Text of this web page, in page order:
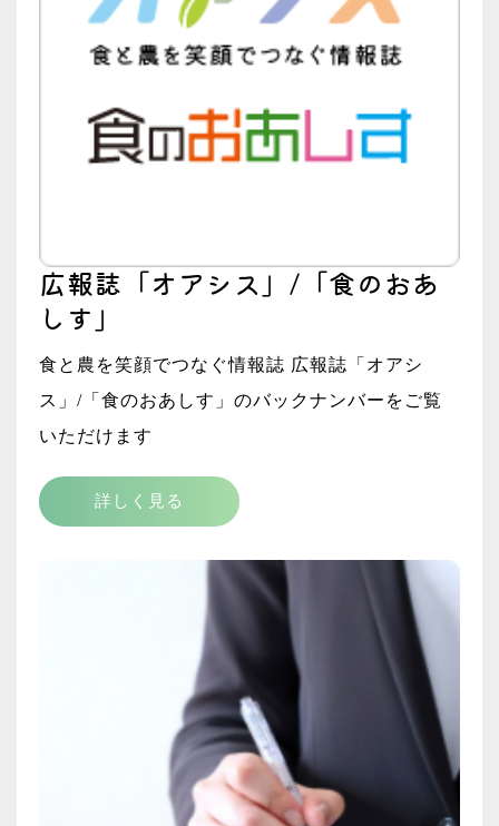
広報誌「オアシス」/「食のおあ
しす」
食と農を笑顔でつなぐ情報誌 広報誌「オアシ
ス」/「食のおあしす」のバックナンバーをご覧
いただけます
詳しく見る